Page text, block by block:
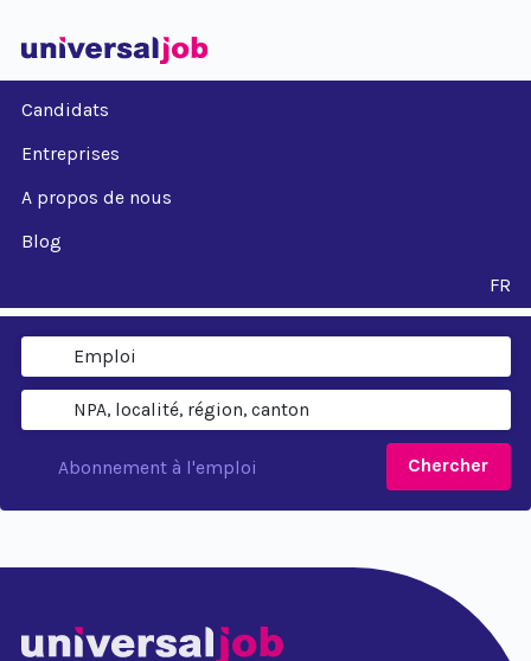
Candidats
Entreprises
A propos de nous
Blog
FR
Chercher
Abonnement à l'emploi